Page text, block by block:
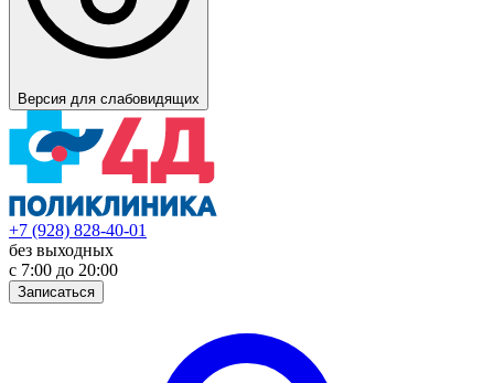
Версия для слабовидящих
+7 (928) 828-40-01
без выходных
с 7:00 до 20:00
Записаться